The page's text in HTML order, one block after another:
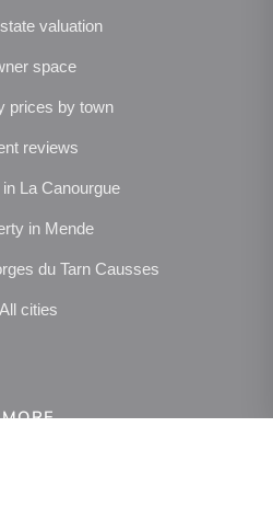
valuation
space
prices by town
reviews
La Canourgue
in Mende
du Tarn Causses
All cities
MORE